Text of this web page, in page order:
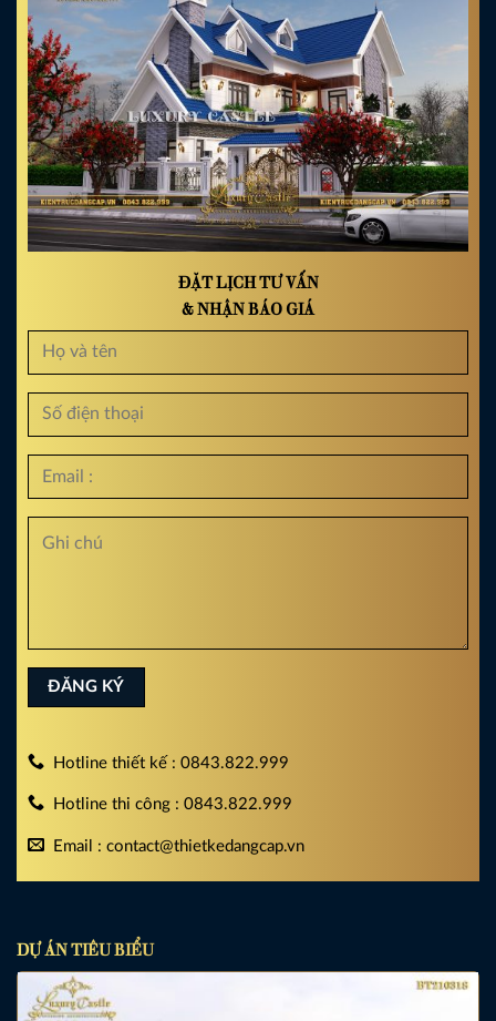
ĐẶT LỊCH TƯ VẤN
& NHẬN BÁO GIÁ
Hotline thiết kế : 0843.822.999
Hotline thi công : 0843.822.999
Email : contact@thietkedangcap.vn
DỰ ÁN TIÊU BIỂU